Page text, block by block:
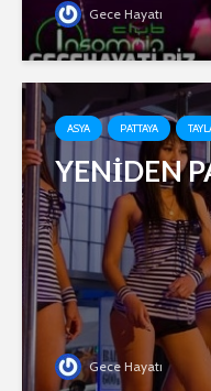
Gece Hayatı
ASYA PATTAYA
YENİDEN
Gece Hayatı